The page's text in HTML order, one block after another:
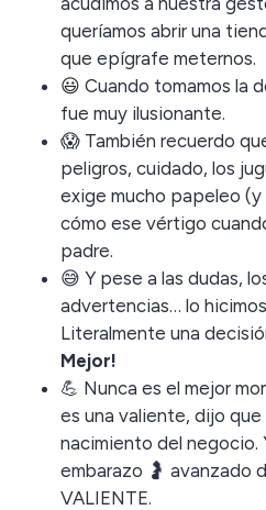
queríamos abrir una
que epígrafe meternos.
😃 Cuando tomamos la
fue muy ilusionante.
😱 También recuerdo
peligros, cuidado, los
exige mucho papeleo
cómo ese vértigo
padre.
😅 Y pese a las dudas,
advertencias… lo
Literalmente una
Mejor!
💪 Nunca es el mejor
es una valiente, dijo
nacimiento del negocio.
embarazo 🤰 avanzado
VALIENTE.